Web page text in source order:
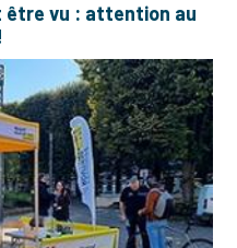
être vu : attention au